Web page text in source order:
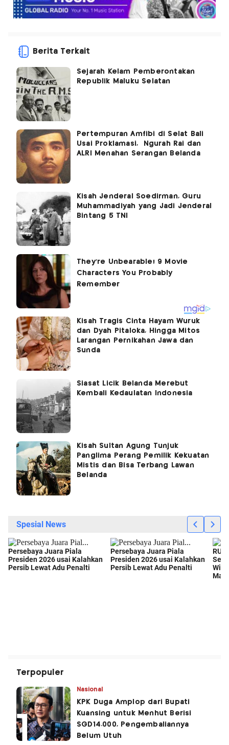
Berita Terkait
Sejarah Kelam Pemberontakan
Republik Maluku Selatan
Pertempuran Amfibi di Selat Bali
Usai Proklamasi, Ngurah Rai dan
ALRI Menahan Serangan Belanda
Kisah Jenderal Soedirman, Guru
Muhammadiyah yang Jadi Jenderal
Bintang 5 TNI
Kisah Tragis Cinta Hayam Wuruk
dan Dyah Pitaloka, Hingga Mitos
Larangan Pernikahan Jawa dan
Sunda
Siasat Licik Belanda Merebut
Kembali Kedaulatan Indonesia
Kisah Sultan Agung Tunjuk
Panglima Perang Pemilik Kekuatan
Mistis dan Bisa Terbang Lawan
Belanda
Terpopuler
Nasional
KPK Duga Amplop dari Bupati
Kuansing untuk Menhut Berisi
SGD14.000, Pengembaliannya
Belum Utuh